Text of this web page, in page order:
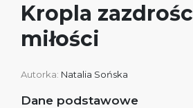
Kropla
miłości
Autorka: Natalia Sońska
Dane podstawowe